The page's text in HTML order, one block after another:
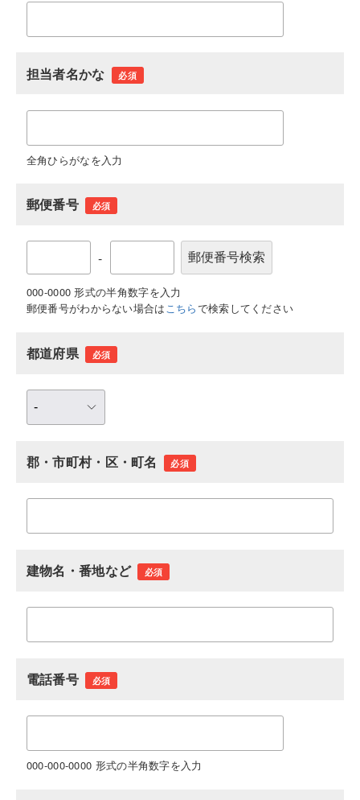
担当者名かな 必須
全角ひらがなを入力
郵便番号 必須
-
000-0000 形式の半角数字を入力
郵便番号がわからない場合はこちらで検索してください
都道府県 必須
郡・市町村・区・町名 必須
建物名・番地など 必須
電話番号 必須
000-000-0000 形式の半角数字を入力